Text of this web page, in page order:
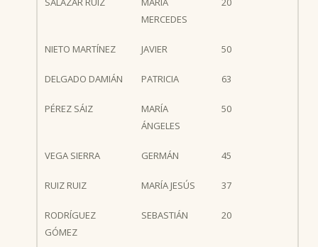
MERCEDES
NIETO MARTÍNEZ JAVIER 50
DELGADO DAMIÁN PATRICIA 63
PÉREZ SÁIZ
MARÍA
ÁNGELES
50
VEGA SIERRA GERMÁN 45
RUIZ RUIZ MARÍA JESÚS 37
RODRÍGUEZ
GÓMEZ
SEBASTIÁN 20